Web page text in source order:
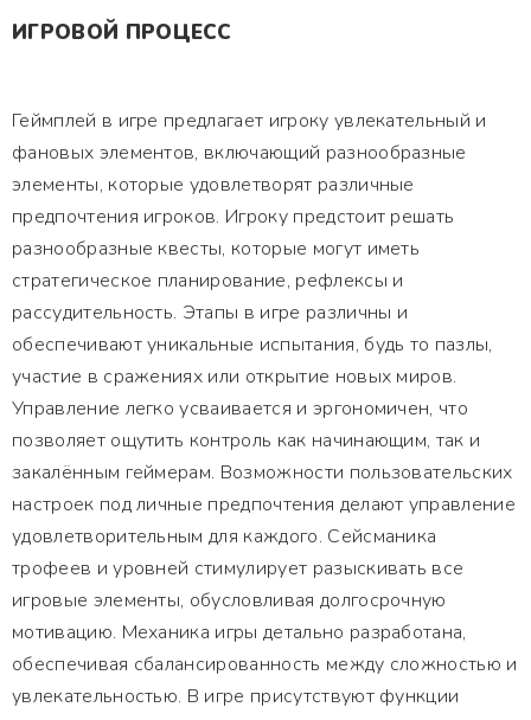
ИГРОВОЙ ПРОЦЕСС
Геймплей в игре предлагает игроку увлекательный и
фановых элементов, включающий разнообразные
элементы, которые удовлетворят различные
предпочтения игроков. Игроку предстоит решать
разнообразные квесты, которые могут иметь
стратегическое планирование, рефлексы и
рассудительность. Этапы в игре различны и
обеспечивают уникальные испытания, будь то пазлы,
участие в сражениях или открытие новых миров.
Управление легко усваивается и эргономичен, что
позволяет ощутить контроль как начинающим, так и
закалённым геймерам. Возможности пользовательских
настроек под личные предпочтения делают управление
удовлетворительным для каждого. Сейсманика
трофеев и уровней стимулирует разыскивать все
игровые элементы, обусловливая долгосрочную
мотивацию. Механика игры детально разработана,
обеспечивая сбалансированность между сложностью и
увлекательностью. В игре присутствуют функции